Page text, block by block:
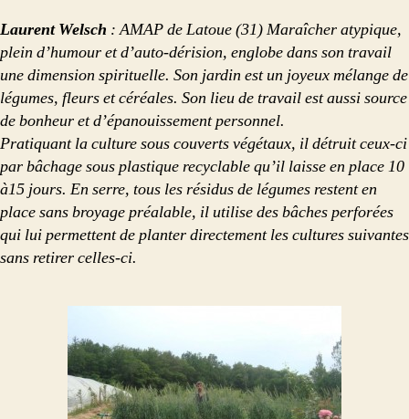
Laurent Welsch : AMAP de Latoue (31) Maraîcher atypique,
plein d’humour et d’auto-dérision, englobe dans son travail
une dimension spirituelle. Son jardin est un joyeux mélange de
légumes, fleurs et céréales. Son lieu de travail est aussi source
de bonheur et d’épanouissement personnel.
Pratiquant la culture sous couverts végétaux, il détruit ceux-ci
par bâchage sous plastique recyclable qu’il laisse en place 10
à15 jours. En serre, tous les résidus de légumes restent en
place sans broyage préalable, il utilise des bâches perforées
qui lui permettent de planter directement les cultures suivantes
sans retirer celles-ci.